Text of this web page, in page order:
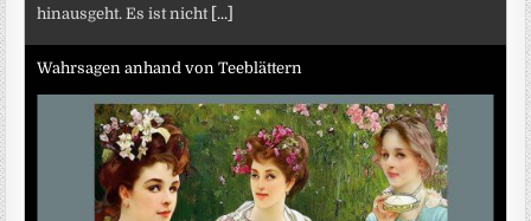
hinausgeht. Es ist nicht [...]
Wahrsagen anhand von Teeblättern